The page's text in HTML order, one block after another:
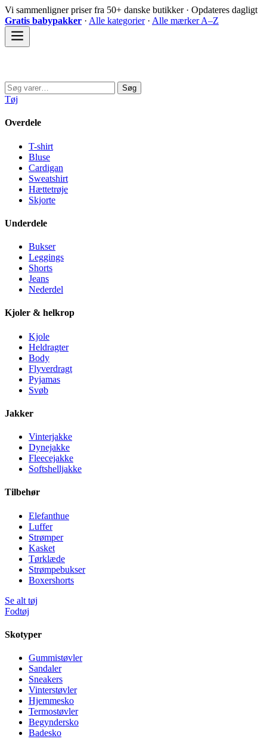
Spring
til
indhold
Vi sammenligner priser fra 50+ danske butikker · Opdateres dagligt
Gratis babypakker · Alle kategorier· Alle mærker A–Z
Søg
efter:
Søg
Tøj
Overdele
T-shirt
Bluse
Cardigan
Sweatshirt
Hættetrøje
Skjorte
Underdele
Bukser
Leggings
Shorts
Jeans
Nederdel
Kjoler & helkrop
Kjole
Heldragter
Body
Flyverdragt
Pyjamas
Svøb
Jakker
Vinterjakke
Dynejakke
Fleecejakke
Softshelljakke
Tilbehør
Elefanthue
Luffer
Strømper
Kasket
Tørklæde
Strømpebukser
Boxershorts
Se alt tøj
Fodtøj
Skotyper
Gummistøvler
Sandaler
Sneakers
Vinterstøvler
Hjemmesko
Termostøvler
Begyndersko
Badesko